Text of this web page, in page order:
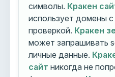
символы. Кракен
использует домены
проверкой. Кракен
может запрашивать
личные данные.
сайт никогда не